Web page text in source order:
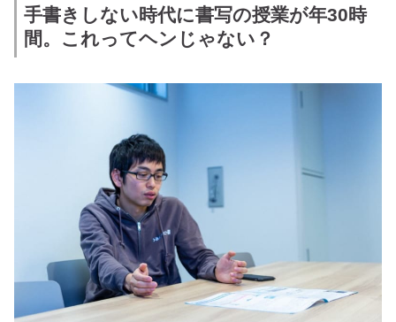
手書きしない時代に書写の授業が年30時
間。これってヘンじゃない？